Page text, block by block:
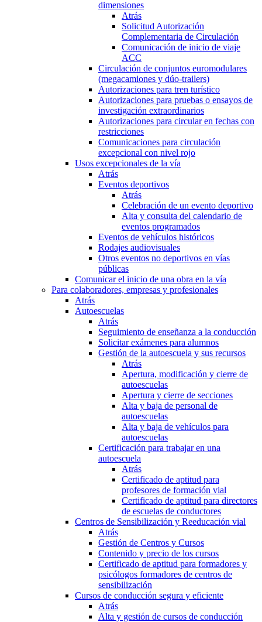
dimensiones
Atrás
Solicitud Autorización
Complementaria de Circulación
Comunicación de inicio de viaje
ACC
Circulación de conjuntos euromodulares
(megacamiones y dúo-trailers)
Autorizaciones para tren turístico
Autorizaciones para pruebas o ensayos de
investigación extraordinarios
Autorizaciones para circular en fechas con
restricciones
Comunicaciones para circulación
excepcional con nivel rojo
Usos excepcionales de la vía
Atrás
Eventos deportivos
Atrás
Celebración de un evento deportivo
Alta y consulta del calendario de
eventos programados
Eventos de vehículos históricos
Rodajes audiovisuales
Otros eventos no deportivos en vías
públicas
Comunicar el inicio de una obra en la vía
Para colaboradores, empresas y profesionales
Atrás
Autoescuelas
Atrás
Seguimiento de enseñanza a la conducción
Solicitar exámenes para alumnos
Gestión de la autoescuela y sus recursos
Atrás
Apertura, modificación y cierre de
autoescuelas
Apertura y cierre de secciones
Alta y baja de personal de
autoescuelas
Alta y baja de vehículos para
autoescuelas
Certificación para trabajar en una
autoescuela
Atrás
Certificado de aptitud para
profesores de formación vial
Certificado de aptitud para directores
de escuelas de conductores
Centros de Sensibilización y Reeducación vial
Atrás
Gestión de Centros y Cursos
Contenido y precio de los cursos
Certificado de aptitud para formadores y
psicólogos formadores de centros de
sensibilización
Cursos de conducción segura y eficiente
Atrás
Alta y gestión de cursos de conducción